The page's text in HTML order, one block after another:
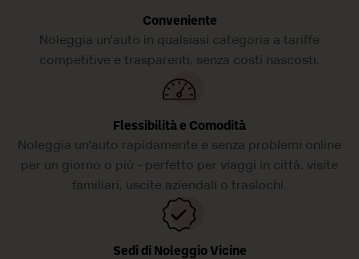
Conveniente
Noleggia un'auto in qualsiasi categoria a tariffe
competitive e trasparenti, senza costi nascosti.
Flessibilità e Comodità
Noleggia un'auto rapidamente e senza problemi online
per un giorno o più - perfetto per viaggi in città, visite
familiari, uscite aziendali o traslochi.
Sedi di Noleggio Vicine